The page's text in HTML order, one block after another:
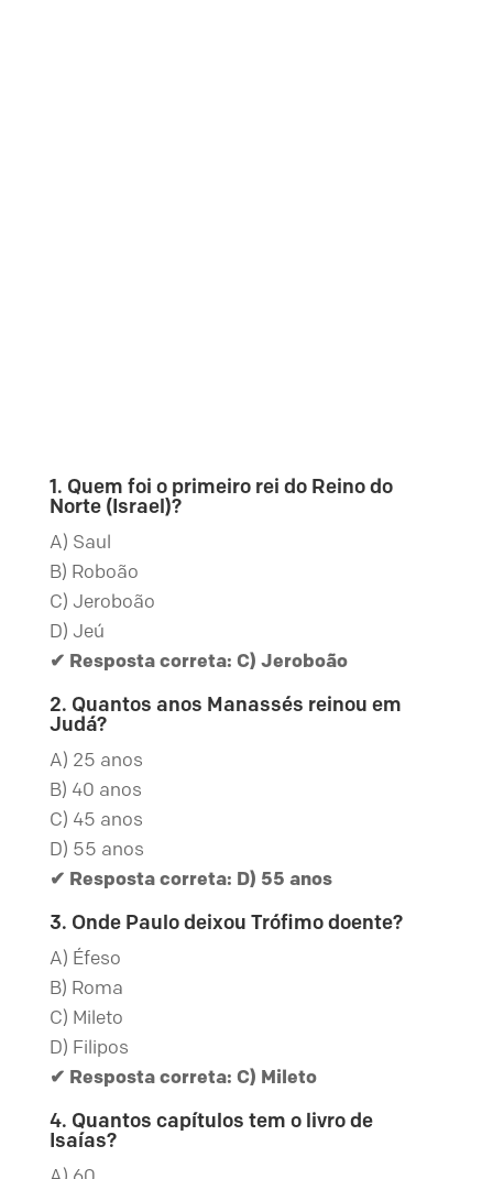
1. Quem foi o primeiro rei do Reino do
Norte (Israel)?
A) Saul
B) Roboão
C) Jeroboão
D) Jeú
✔ Resposta correta: C) Jeroboão
2. Quantos anos Manassés reinou em
Judá?
A) 25 anos
B) 40 anos
C) 45 anos
D) 55 anos
✔ Resposta correta: D) 55 anos
3. Onde Paulo deixou Trófimo doente?
A) Éfeso
B) Roma
C) Mileto
D) Filipos
✔ Resposta correta: C) Mileto
4. Quantos capítulos tem o livro de
Isaías?